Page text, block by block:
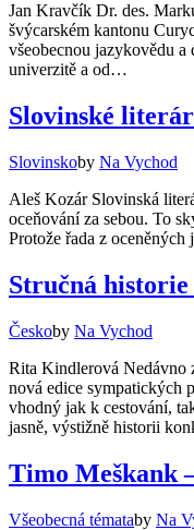
Jan Kravčík Dr. des.
švýcarském kantonu
všeobecnou jazykovědu
univerzitě a od…
Slovinské
Slovinskoby Na Vychod
Aleš Kozár Slovinská
oceňování za sebou. To
Protože řada z
Stručná historie
Českoby Na Vychod
Rita Kindlerová Nedávno
nová edice sympatických
vhodný jak k cestování,
jasně, výstižně historii
Timo Meškank
Všeobecná témataby Na